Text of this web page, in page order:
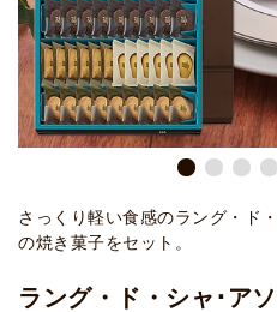
さっくり軽い食感のラング・ド
の焼き菓子をセット。
ラング・ド・シャ･ア